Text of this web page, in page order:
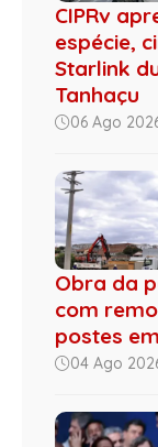
CIPRv
espécie,
Starlink
Tanhaçu
06 Ago
Obra da
com
postes
04 Ago